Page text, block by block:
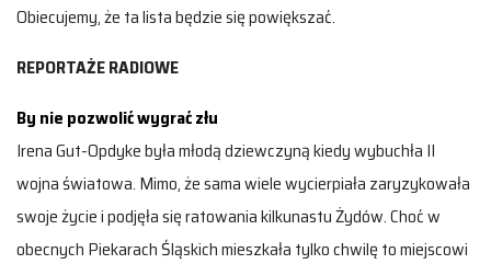
Obiecujemy, że ta lista będzie się powiększać.
REPORTAŻE RADIOWE
By nie pozwolić wygrać złu
Irena Gut-Opdyke była młodą dziewczyną kiedy wybuchła II
wojna światowa. Mimo, że sama wiele wycierpiała zaryzykowała
swoje życie i podjęła się ratowania kilkunastu Żydów. Choć w
obecnych Piekarach Śląskich mieszkała tylko chwilę to miejscowi